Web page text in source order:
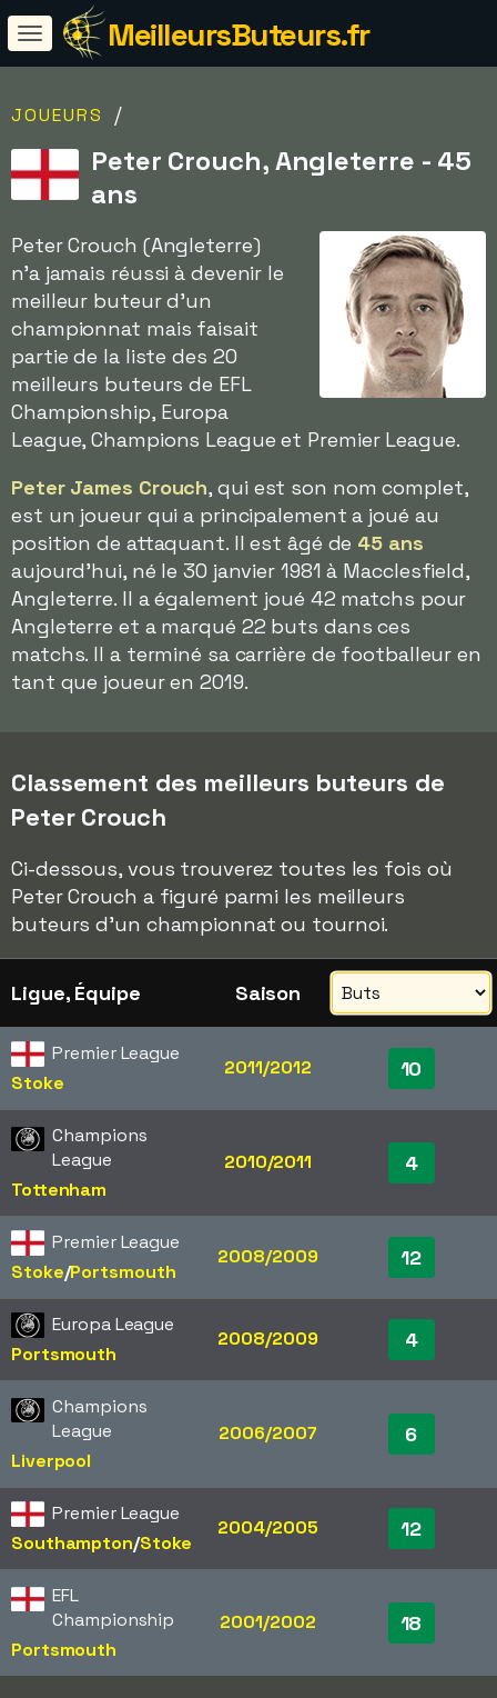
MeilleursButeurs.fr
JOUEURS /
Peter Crouch, Angleterre - 45
ans
Peter Crouch (Angleterre)
n'a jamais réussi à devenir le
meilleur buteur d'un
championnat mais faisait
partie de la liste des 20
meilleurs buteurs de EFL
Championship, Europa
League, Champions League et Premier League.
Peter James Crouch, qui est son nom complet,
est un joueur qui a principalement a joué au
position de attaquant. Il est âgé de 45 ans
aujourd'hui, né le 30 janvier 1981 à Macclesfield,
Angleterre. Il a également joué 42 matchs pour
Angleterre et a marqué 22 buts dans ces
matchs. Il a terminé sa carrière de footballeur en
tant que joueur en 2019.
Classement des meilleurs buteurs de
Peter Crouch
Ci-dessous, vous trouverez toutes les fois où
Peter Crouch a figuré parmi les meilleurs
buteurs d'un championnat ou tournoi.
Ligue, Équipe Saison
Premier League
Stoke
2011/2012 10
Champions
League
Tottenham
2010/2011 4
Premier League
Stoke/​Portsmouth
2008/2009 12
Europa League
Portsmouth
2008/2009 4
Champions
League
Liverpool
2006/2007 6
Premier League
Southampton/​Stoke
2004/2005 12
EFL
Championship
Portsmouth
2001/2002 18